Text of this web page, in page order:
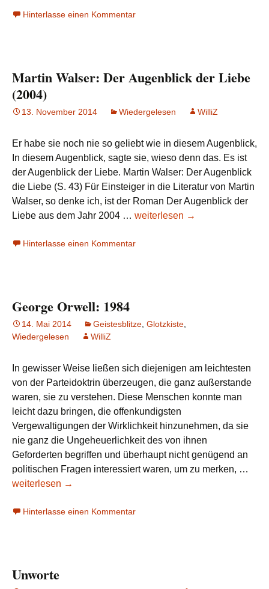
Hinterlasse einen Kommentar
Martin Walser: Der Augenblick der Liebe
(2004)
13. November 2014 Wiedergelesen WilliZ
Er habe sie noch nie so geliebt wie in diesem Augenblick,
In diesem Augenblick, sagte sie, wieso denn das. Es ist
der Augenblick der Liebe. Martin Walser: Der Augenblick
die Liebe (S. 43) Für Einsteiger in die Literatur von Martin
Walser, so denke ich, ist der Roman Der Augenblick der
Liebe aus dem Jahr 2004 … Martin
Der
weiterlesen →
Hinterlasse einen Kommentar
George Orwell: 1984
14. Mai 2014 Geistesblitze Glotzkiste
Wiedergelesen
WilliZ
In gewisser Weise ließen sich diejenigen am leichtesten
von der Parteidoktrin überzeugen, die ganz außerstande
waren, sie zu verstehen. Diese Menschen konnte man
leicht dazu bringen, die offenkundigsten
Vergewaltigungen der Wirklichkeit hinzunehmen, da sie
nie ganz die Ungeheuerlichkeit des von ihnen
Geforderten begriffen und überhaupt nicht genügend an
politischen Fragen interessiert waren, um zu merken, …
weiterlesen →
Hinterlasse einen Kommentar
Unworte